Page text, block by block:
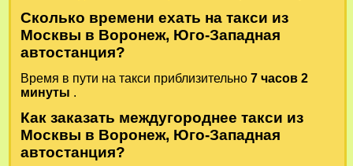
Сколько времени ехать на такси из
Москвы в Воронеж, Юго-Западная
автостанция?
Время в пути на такси приблизительно 7 часов 2
минуты .
Как заказать междугороднее такси из
Москвы в Воронеж, Юго-Западная
автостанция?